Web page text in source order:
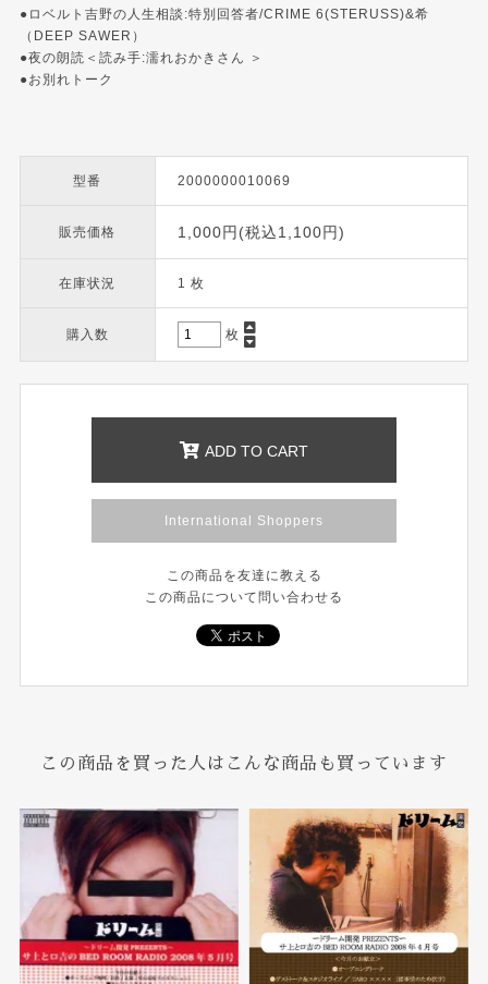
●ロベルト吉野の人生相談:特別回答者/CRIME 6(STERUSS)&希
（DEEP SAWER）
●夜の朗読＜読み手:濡れおかきさん ＞
●お別れトーク
型番 2000000010069
販売価格 1,000円(税込1,100円)
在庫状況 1 枚
購入数 枚
ADD TO CART
International Shoppers
この商品を友達に教える
この商品について問い合わせる
この商品を買った人はこんな商品も買っています